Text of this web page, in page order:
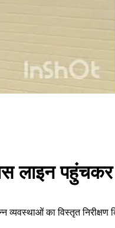
लाइन पहुंचकर
व्यवस्थाओं का विस्तृत